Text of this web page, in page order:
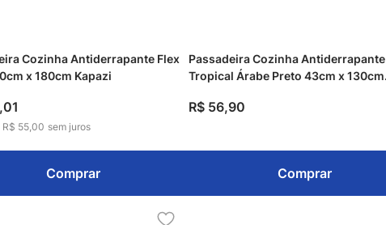
Cozinha Antiderrapante Flex
x 180cm Kapazi
,01
R$ 55,00 sem juros
Comprar
Passadeira Cozinha Antiderrapante
Tropical Árabe Preto 43cm x 130cm
R$ 56,90
Comprar